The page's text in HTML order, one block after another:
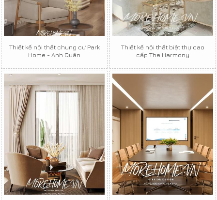
Thiết kế nội thất chung cư Park
Home - Anh Quân
Thiết kế nội thất biệt thự cao
cấp The Harmony